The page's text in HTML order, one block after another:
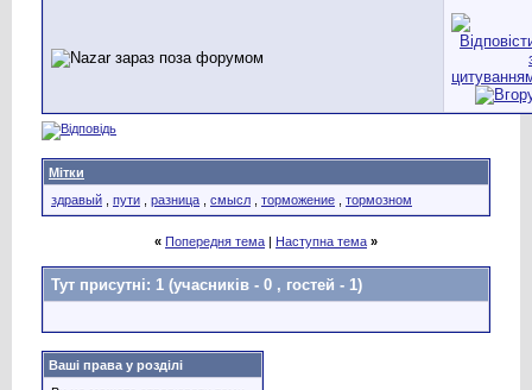
Мітки
здравый
пути разница смысл торможение тормозном
« Попередня тема | Наступна тема »
Тут присутні: 1 (учасників - 0 , гостей - 1)
Ваші права у розділі